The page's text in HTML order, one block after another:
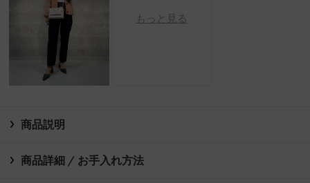
もっと見る
商品説明
商品詳細 / お手入れ方法